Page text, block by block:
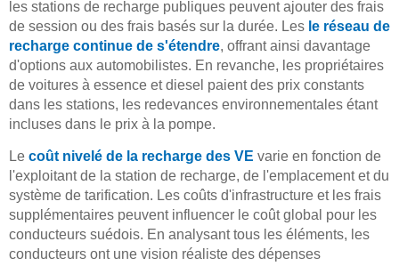
les stations de recharge publiques peuvent ajouter des frais
de session ou des frais basés sur la durée. Les le réseau de
recharge continue de s'étendre, offrant ainsi davantage
d'options aux automobilistes. En revanche, les propriétaires
de voitures à essence et diesel paient des prix constants
dans les stations, les redevances environnementales étant
incluses dans le prix à la pompe.
Le coût nivelé de la recharge des VE varie en fonction de
l'exploitant de la station de recharge, de l'emplacement et du
système de tarification. Les coûts d'infrastructure et les frais
supplémentaires peuvent influencer le coût global pour les
conducteurs suédois. En analysant tous les éléments, les
conducteurs ont une vision réaliste des dépenses